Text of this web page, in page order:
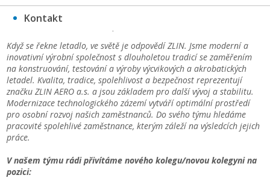
Kontakt
Vloženo: 11. 3. 2025
Když se řekne letadlo, ve světě je odpovědí ZLIN. Jsme moderní a
inovativní výrobní společnost s dlouholetou tradicí se zaměřením
na konstruování, testování a výroby výcvikových a akrobatických
letadel. Kvalita, tradice, spolehlivost a bezpečnost reprezentují
značku ZLIN AERO a.s. a jsou základem pro další vývoj a stabilitu.
Modernizace technologického zázemí vytváří optimální prostředí
pro osobní rozvoj našich zaměstnanců. Do svého týmu hledáme
pracovité spolehlivé zaměstnance, kterým záleží na výsledcích jejich
práce.
V našem týmu rádi přivítáme nového kolegu/novou kolegyni na
pozici: